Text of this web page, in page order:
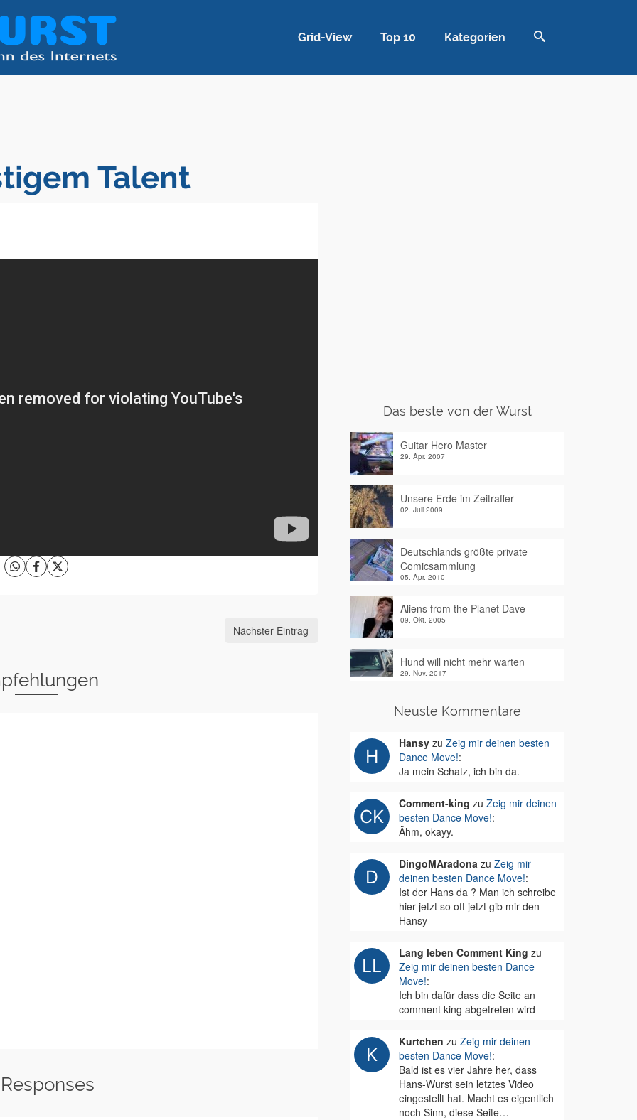
Grid-View Top 10 Kategorien
Talent
Nächster Eintrag
Das beste von der Wurst
Guitar Hero Master
29. Apr. 2007
Unsere Erde im Zeitraffer
02. Juli 2009
Deutschlands größte private
Comicsammlung
05. Apr. 2010
Aliens from the Planet Dave
09. Okt. 2005
Hund will nicht mehr warten
29. Nov. 2017
Neuste Kommentare
Hansyzu Zeig mir deinen besten
Dance Move!:
Ja mein Schatz, ich bin da.
Comment-king zu Zeig mir deinen
besten Dance Move!:
Ähm, okayy.
DingoMAradonazu Zeig mir
deinen besten Dance Move!:
Ist der Hans da ? Man ich schreibe
hier jetzt so oft jetzt gib mir den
Hansy
Lang leben Comment King zu
Zeig mir deinen besten Dance
Move!:
Ich bin dafür dass die Seite an
comment king abgetreten wird
Kurtchen zu Zeig mir deinen
besten Dance Move!:
Bald ist es vier Jahre her, dass
Hans-Wurst sein letztes Video
eingestellt hat. Macht es eigentlich
noch Sinn, diese Seite…